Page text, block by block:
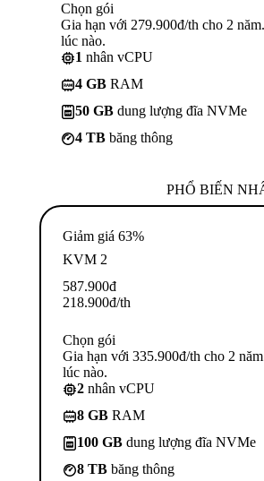
Chọn gói
Gia hạn với 279.900đ/th cho 2
lúc nào.
1 nhân vCPU
4 GB RAM
50 GB dung lượng đĩa NVMe
4 TB băng thông
PHỔ BIẾN
Giảm giá 63%
KVM 2
587.900đ
218.900đ/th
Chọn gói
Gia hạn với 335.900đ/th cho 2
lúc nào.
2 nhân vCPU
8 GB RAM
100 GB dung lượng đĩa NVMe
8 TB băng thông